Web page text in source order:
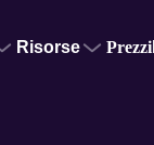
Risorse Prezzi